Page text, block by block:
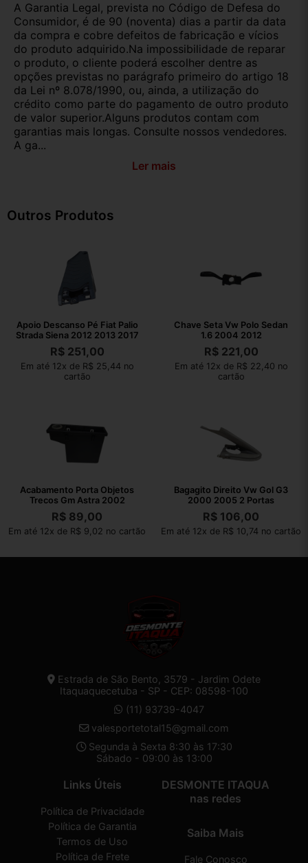
A Garantia Legal, prevista no Código de Defesa do
Consumidor, é de 90 (noventa) dias a partir da data
da compra e cobre defeitos de fabricação e vícios
do produto adquirido.Na impossibilidade de reparar
o produto, o cliente poderá escolher dentre as
opções previstas no parágrafo primeiro do artigo 18
da Lei nº 8.078/1990, ou, ainda, a utilização do
crédito como parte do pagamento de outro produto
de valor superior.Alguns produtos contam com
garantias mais longas. Consulte nossos vendedores.
A ga...
Ler mais
Outros Produtos
Apoio Descanso Pé Fiat Palio
Strada Siena 2012 2013 2017
R$251,00
Em até 12x de R$ 25,44 no
cartão
Chave Seta Vw Polo Sedan
1.6 2004 2012
R$221,00
Em até 12x de R$ 22,40 no
cartão
Acabamento Porta Objetos
Trecos Gm Astra 2002
R$ 89,00
Em até 12x de R$ 9,02 no cartão
Bagagito Direito Vw Gol G3
2000 2005 2 Portas
R$ 106,00
Em até 12x de R$ 10,74 no cartão
Estrada de São Bento, 3579 - Jardim Odete
Itaquaquecetuba - SP - CEP: 08598-100
(11) 93739-4047
valesportetotal15@gmail.com
Segunda à Sexta 8:30 às 17:30
Sábado - 09:00 às 13:00
Links Úteis
Política de Privacidade
Política de Garantia
Termos de Uso
Política de Frete
DESMONTE ITAQUA
nas redes
Saiba Mais
Fale Conosco